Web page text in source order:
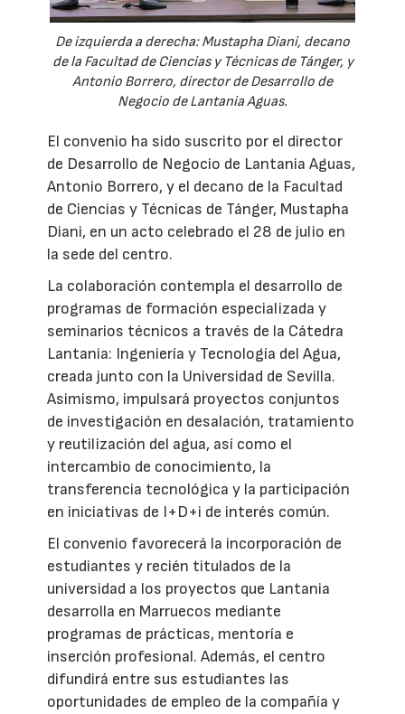
De izquierda a derecha: Mustapha Diani, decano
de la Facultad de Ciencias y Técnicas de Tánger, y
Antonio Borrero, director de Desarrollo de
Negocio de Lantania Aguas.
El convenio ha sido suscrito por el director
de Desarrollo de Negocio de Lantania Aguas,
Antonio Borrero, y el decano de la Facultad
de Ciencias y Técnicas de Tánger, Mustapha
Diani, en un acto celebrado el 28 de julio en
la sede del centro.
La colaboración contempla el desarrollo de
programas de formación especializada y
seminarios técnicos a través de la Cátedra
Lantania: Ingeniería y Tecnología del Agua,
creada junto con la Universidad de Sevilla.
Asimismo, impulsará proyectos conjuntos
de investigación en desalación, tratamiento
y reutilización del agua, así como el
intercambio de conocimiento, la
transferencia tecnológica y la participación
en iniciativas de I+D+i de interés común.
El convenio favorecerá la incorporación de
estudiantes y recién titulados de la
universidad a los proyectos que Lantania
desarrolla en Marruecos mediante
programas de prácticas, mentoría e
inserción profesional. Además, el centro
difundirá entre sus estudiantes las
oportunidades de empleo de la compañía y